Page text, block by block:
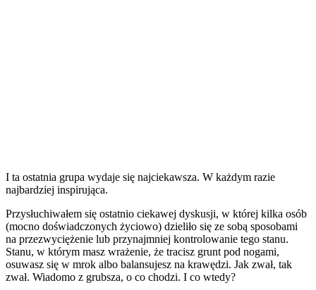
I ta ostatnia grupa wydaje się najciekawsza. W każdym razie
najbardziej inspirująca.
Przysłuchiwałem się ostatnio ciekawej dyskusji, w której kilka osób
(mocno doświadczonych życiowo) dzieliło się ze sobą sposobami
na przezwyciężenie lub przynajmniej kontrolowanie tego stanu.
Stanu, w którym masz wrażenie, że tracisz grunt pod nogami,
osuwasz się w mrok albo balansujesz na krawędzi. Jak zwał, tak
zwał. Wiadomo z grubsza, o co chodzi. I co wtedy?